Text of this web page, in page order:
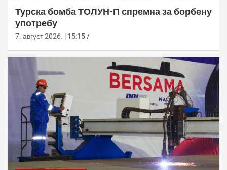
Турска бомба ТОЛУН-П спремна за борбену
употребу
7. август 2026. | 15:15